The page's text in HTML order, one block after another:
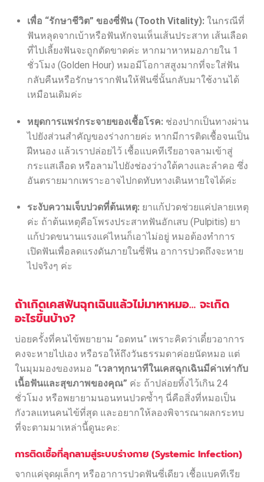
เพื่อ “รักษาชีวิต” ของซี่ฟัน (Tooth Vitality):ในกรณีที่
ฟันหลุดจากเบ้าหรือฟันหักจนเห็นเส้นประสาท เส้นเลือด
ที่ไปเลี้ยงฟันจะถูกตัดขาดค่ะ หากมาหาหมอภายใน 1
ชั่วโมง (Golden Hour) หมอมีโอกาสสูงมากที่จะใส่ฟัน
กลับคืนหรือรักษารากฟันให้ฟันซี่นั้นกลับมาใช้งานได้
เหมือนเดิมค่ะ
หยุดการแพร่กระจายของเชื้อโรค:ช่องปากเป็นทางผ่าน
ไปยังส่วนสำคัญของร่างกายค่ะ หากมีการติดเชื้อจนเป็น
ฝีหนอง แล้วเราปล่อยไว้ เชื้อแบคทีเรียอาจลามเข้าสู่
กระแสเลือด หรือลามไปยังช่องว่างใต้คางและลำคอ ซึ่ง
อันตรายมากเพราะอาจไปกดทับทางเดินหายใจได้ค่ะ
ระงับความเจ็บปวดที่ต้นเหตุ:ยาแก้ปวดช่วยแค่ปลายเหตุ
ค่ะ ถ้าต้นเหตุคือโพรงประสาทฟันอักเสบ (Pulpitis) ยา
แก้ปวดขนานแรงแค่ไหนก็เอาไม่อยู่ หมอต้องทำการ
เปิดฟันเพื่อลดแรงดันภายในซี่ฟัน อาการปวดถึงจะหาย
ไปจริงๆ ค่ะ
ถ้าเกิดเคสฟันฉุกเฉินแล้วไม่มาหาหมอ… จะเกิด
อะไรขึ้นบ้าง?
บ่อยครั้งที่คนไข้พยายาม “อดทน” เพราะคิดว่าเดี๋ยวอาการ
คงจะหายไปเอง หรือรอให้ถึงวันธรรมดาค่อยนัดหมอ แต่
ในมุมมองของหมอ “เวลาทุกนาทีในเคสฉุกเฉินมีค่าเท่ากับ
เนื้อฟันและสุขภาพของคุณ” ค่ะ ถ้าปล่อยทิ้งไว้เกิน 24
ชั่วโมง หรือพยายามนอนทนปวดซ้ำๆ นี่คือสิ่งที่หมอเป็น
กังวลแทนคนไข้ที่สุด และอยากให้ลองพิจารณาผลกระทบ
ที่จะตามมาเหล่านี้ดูนะคะ:
การติดเชื้อที่ลุกลามสู่ระบบร่างกาย (Systemic Infection)
จากแค่จุดผุเล็กๆ หรืออาการปวดฟันซี่เดียว เชื้อแบคทีเรีย